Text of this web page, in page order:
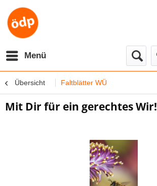
Menü
Übersicht Faltblätter WÜ
Mit Dir für ein gerechtes Wir!